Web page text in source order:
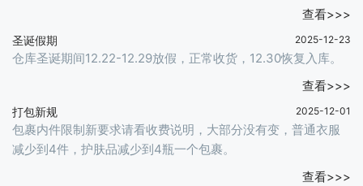
查看>>>
圣诞假期 2025-12-23
仓库圣诞期间12.22-12.29放假，正常收货，12.30恢复入库。
查看>>>
打包新规 2025-12-01
包裹内件限制新要求请看收费说明，大部分没有变，普通衣服
减少到4件，护肤品减少到4瓶一个包裹。
查看>>>